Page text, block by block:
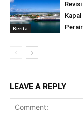
Berita
LEAVE A REPLY